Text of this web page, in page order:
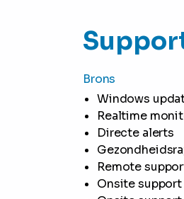
Brons
Windows
Realtime
Directe alerts
Remote
Onsite